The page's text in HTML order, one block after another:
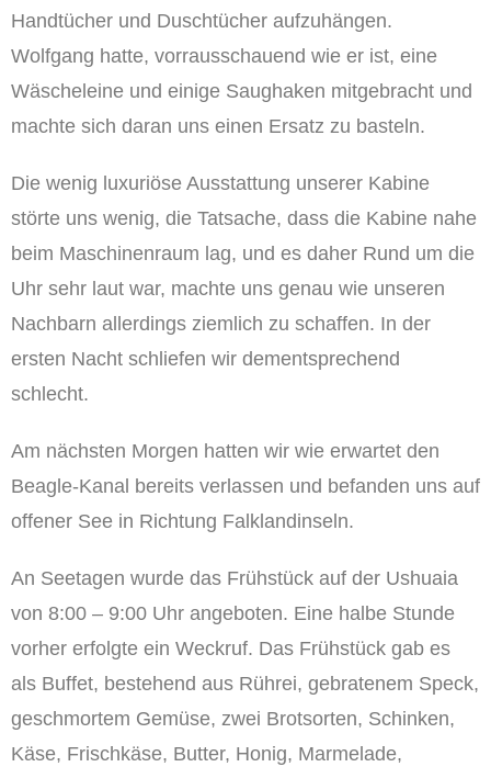
Handtücher und Duschtücher aufzuhängen.
Wolfgang hatte, vorrausschauend wie er ist, eine
Wäscheleine und einige Saughaken mitgebracht und
machte sich daran uns einen Ersatz zu basteln.
Die wenig luxuriöse Ausstattung unserer Kabine
störte uns wenig, die Tatsache, dass die Kabine nahe
beim Maschinenraum lag, und es daher Rund um die
Uhr sehr laut war, machte uns genau wie unseren
Nachbarn allerdings ziemlich zu schaffen. In der
ersten Nacht schliefen wir dementsprechend
schlecht.
Am nächsten Morgen hatten wir wie erwartet den
Beagle-Kanal bereits verlassen und befanden uns auf
offener See in Richtung Falklandinseln.
An Seetagen wurde das Frühstück auf der Ushuaia
von 8:00 – 9:00 Uhr angeboten. Eine halbe Stunde
vorher erfolgte ein Weckruf. Das Frühstück gab es
als Buffet, bestehend aus Rührei, gebratenem Speck,
geschmortem Gemüse, zwei Brotsorten, Schinken,
Käse, Frischkäse, Butter, Honig, Marmelade,